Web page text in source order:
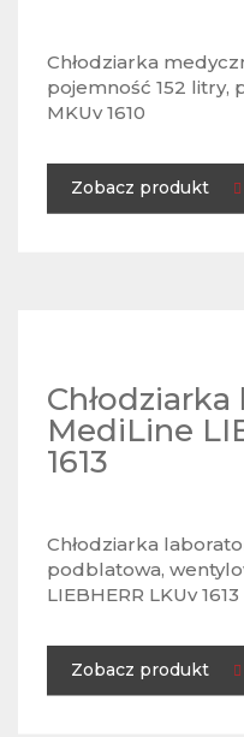
Chłodziarka
pojemność 152 litry,
MKUv 1610
Zobacz produkt
MediLine
1613
Chłodziarka
podblatowa,
LIEBHERR LKUv 1613
Zobacz produkt